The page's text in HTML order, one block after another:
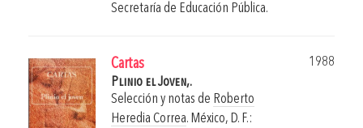
Secretaría de Educación Pública.
Cartas
1988
Plinio el Joven,.
Selección y notas de Roberto
Heredia Correa. México, D. F.: